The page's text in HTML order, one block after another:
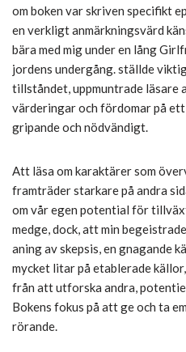
om boken var skriven specifikt
en verkligt anmärkningsvärd
bära med mig under en lång
jordens undergång. ställde
tillståndet, uppmuntrade läsare
värderingar och fördomar på ett
gripande och nödvändigt.
Att läsa om karaktärer som
framträder starkare på andra
om vår egen potential för
medge, dock, att min
aning av skepsis, en gnagande
mycket litar på etablerade
från att utforska andra,
Bokens fokus på att ge och ta
rörande.